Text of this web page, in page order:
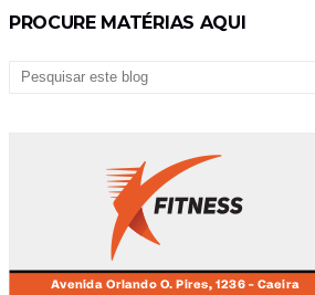
PROCURE MATÉRIAS AQUI